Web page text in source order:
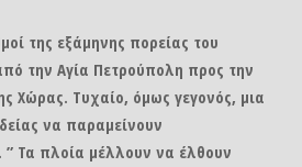
της εξάμηνης πορείας του
την Αγία Πετρούπολη προς την
Χώρας. Τυχαίο, όμως γεγονός, μια
να παραμείνουν
” Τα πλοία μέλλουν να έλθουν